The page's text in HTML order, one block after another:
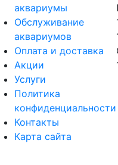
аквариумы
Обслуживание
аквариумов
Оплата и доставка
Акции
Услуги
Политика
конфиденциальности
Контакты
Карта сайта